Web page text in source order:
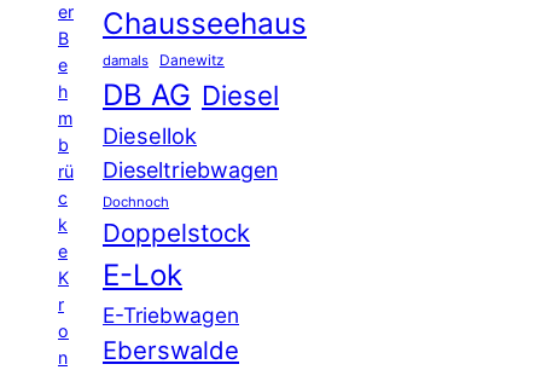
er
B
e
h
m
b
rü
c
k
e
K
r
o
n
Chausseehaus
damals Danewitz
DB AG Diesel
Diesellok
Dieseltriebwagen
Dochnoch
Doppelstock
E-Lok
E-Triebwagen
Eberswalde